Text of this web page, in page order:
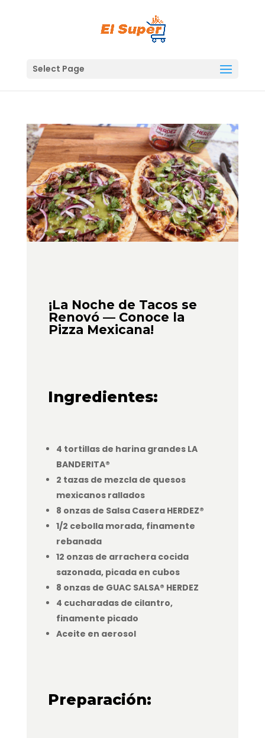
Select Page
¡La Noche de Tacos se
Renovó — Conoce la
Pizza Mexicana!
Ingredientes:
4 tortillas de harina grandes LA
BANDERITA®
2 tazas de mezcla de quesos
mexicanos rallados
8 onzas de Salsa Casera HERDEZ®
1/2 cebolla morada, finamente
rebanada
12 onzas de arrachera cocida
sazonada, picada en cubos
8 onzas de GUAC SALSA® HERDEZ
4 cucharadas de cilantro,
finamente picado
Aceite en aerosol
Preparación: